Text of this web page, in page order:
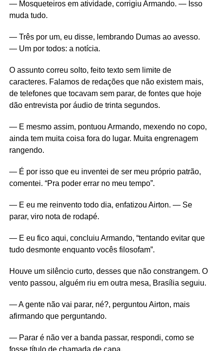
— Mosqueteiros em atividade, corrigiu Armando. — Isso
muda tudo.
— Três por um, eu disse, lembrando Dumas ao avesso.
— Um por todos: a notícia.
O assunto correu solto, feito texto sem limite de
caracteres. Falamos de redações que não existem mais,
de telefones que tocavam sem parar, de fontes que hoje
dão entrevista por áudio de trinta segundos.
— E mesmo assim, pontuou Armando, mexendo no copo,
ainda tem muita coisa fora do lugar. Muita engrenagem
rangendo.
— É por isso que eu inventei de ser meu próprio patrão,
comentei. “Pra poder errar no meu tempo”.
— E eu me reinvento todo dia, enfatizou Airton. — Se
parar, viro nota de rodapé.
— E eu fico aqui, concluiu Armando, “tentando evitar que
tudo desmonte enquanto vocês filosofam”.
Houve um silêncio curto, desses que não constrangem. O
vento passou, alguém riu em outra mesa, Brasília seguiu.
— A gente não vai parar, né?, perguntou Airton, mais
afirmando que perguntando.
— Parar é não ver a banda passar, respondi, como se